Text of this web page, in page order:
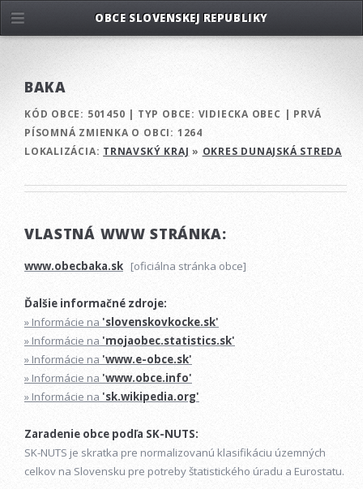
BAKA
KÓD OBCE: 501450 | TYP OBCE: VIDIECKA OBEC | PRVÁ
PÍSOMNÁ ZMIENKA O OBCI: 1264
LOKALIZÁCIA: TRNAVSKÝ KRAJ » OKRES DUNAJSKÁ STREDA
VLASTNÁ WWW STRÁNKA:
www.obecbaka.sk [oficiálna stránka obce]
Ďalšie informačné zdroje:
» Informácie na 'slovenskovkocke.sk'
» Informácie na 'mojaobec.statistics.sk'
» Informácie na 'www.e-obce.sk'
» Informácie na 'www.obce.info'
» Informácie na 'sk.wikipedia.org'
Zaradenie obce podľa SK-NUTS:
SK-NUTS je skratka pre normalizovanú klasifikáciu územných
celkov na Slovensku pre potreby štatistického úradu a Eurostatu.
OBCE SLOVENSKEJ REPUBLIKY